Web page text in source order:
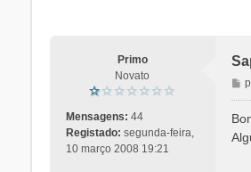
Primo
Novato
Mensagens: 44
Registado: segunda-feira,
10 março 2008 19:21
M
e
a